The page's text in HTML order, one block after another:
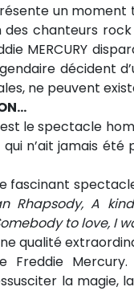
un
des chanteurs
MERCURY
décident
ne peuvent
est le spectacle
n’ait jamais
fascinant
Rhapsody, A
to love, I
qualité
Mercury.
la magie,